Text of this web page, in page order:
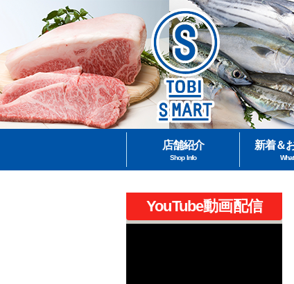
店舗紹介
Shop Info
新着＆
YouTube動画配信